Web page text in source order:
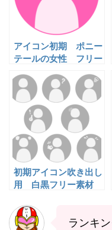
アイコン初期 ポニー
テールの女性 フリー
初期アイコン吹き出し
用 白黒フリー素材
ランキ